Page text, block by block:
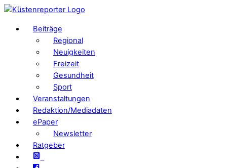
Beiträge
Regional
Neuigkeiten
Freizeit
Gesundheit
Sport
Veranstaltungen
Redaktion/Mediadaten
ePaper
Newsletter
Ratgeber